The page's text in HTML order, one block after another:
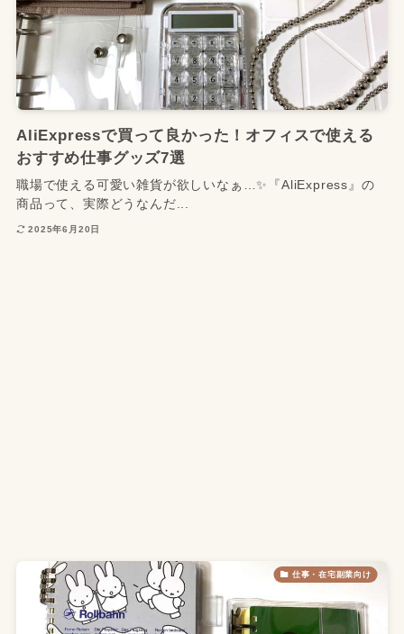
AliExpressで買って良かった！オフィスで使える
おすすめ仕事グッズ7選
職場で使える可愛い雑貨が欲しいなぁ…✨『AliExpress』の
商品って、実際どうなんだ...
2025年6月20日
仕事・在宅副業向け